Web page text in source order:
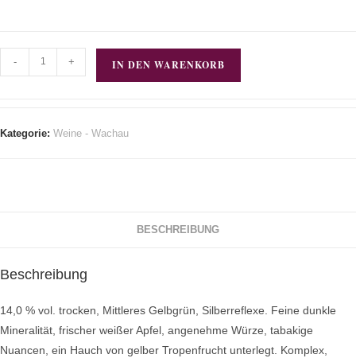
- + IN DEN WARENKORB
Kategorie: Weine - Wachau
BESCHREIBUNG
Beschreibung
14,0 % vol. trocken, Mittleres Gelbgrün, Silberreflexe. Feine dunkle
Mineralität, frischer weißer Apfel, angenehme Würze, tabakige
Nuancen, ein Hauch von gelber Tropenfrucht unterlegt. Komplex,